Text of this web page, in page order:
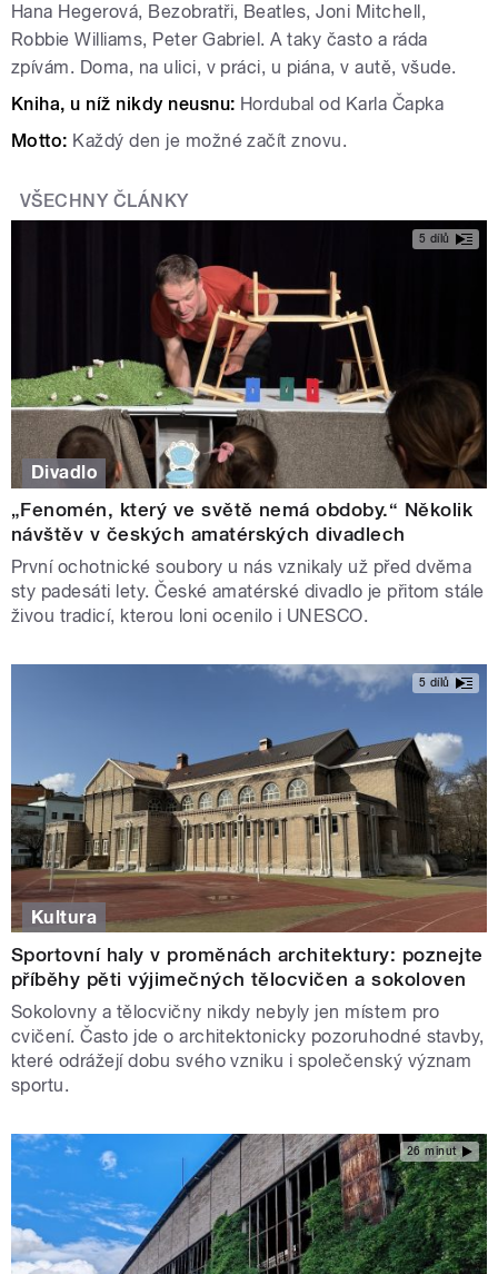
Hana Hegerová, Bezobratři, Beatles, Joni Mitchell,
Robbie Williams, Peter Gabriel. A taky často a ráda
zpívám. Doma, na ulici, v práci, u piána, v autě, všude.
Kniha, u níž nikdy neusnu: Hordubal od Karla Čapka
Motto: Každý den je možné začít znovu.
VŠECHNY ČLÁNKY
5 dílů
Divadlo
„Fenomén, který ve světě nemá obdoby.“ Několik
návštěv v českých amatérských divadlech
První ochotnické soubory u nás vznikaly už před dvěma
sty padesáti lety. České amatérské divadlo je přitom stále
živou tradicí, kterou loni ocenilo i UNESCO.
5 dílů
Kultura
Sportovní haly v proměnách architektury: poznejte
příběhy pěti výjimečných tělocvičen a sokoloven
Sokolovny a tělocvičny nikdy nebyly jen místem pro
cvičení. Často jde o architektonicky pozoruhodné stavby,
které odrážejí dobu svého vzniku i společenský význam
sportu.
26 minut